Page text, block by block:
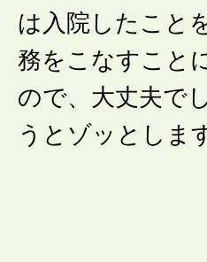
は入院したこと
務をこなすこと
ので、大丈夫で
うとゾッとしま